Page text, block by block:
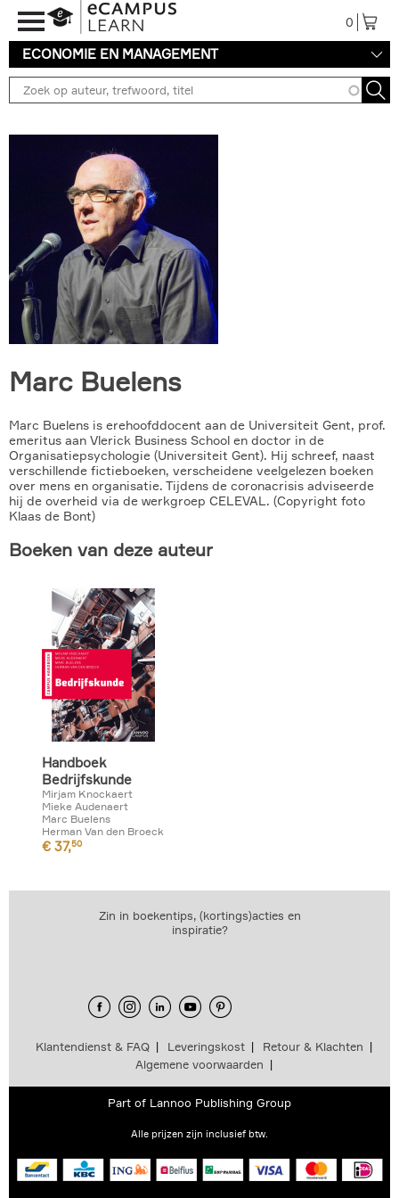
Overslaan en naar de inhoud gaan
0
ECONOMIE EN MANAGEMENT
Marc Buelens
Marc Buelens is erehoofddocent aan de Universiteit Gent, prof.
emeritus aan Vlerick Business School en doctor in de
Organisatiepsychologie (Universiteit Gent). Hij schreef, naast
verschillende fictieboeken, verscheidene veelgelezen boeken
over mens en organisatie. Tijdens de coronacrisis adviseerde
hij de overheid via de werkgroep CELEVAL. (Copyright foto
Klaas de Bont)
Boeken van deze auteur
Handboek
Bedrijfskunde
Mirjam Knockaert
Mieke Audenaert
Marc Buelens
Herman Van den Broeck
€ 37,50
Klantendienst & FAQ Leveringskost
Retour & Klachten
Algemene voorwaarden
Zin in boekentips, (kortings)acties en
inspiratie?
Part of Lannoo Publishing Group
Alle prijzen zijn inclusief btw.